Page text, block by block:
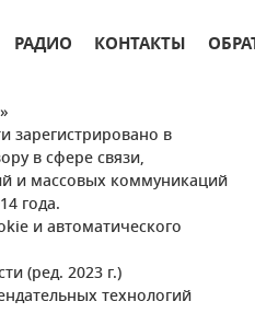
РАДИО КОНТАКТЫ
зарегистрировано в
в сфере связи,
и массовых коммуникаций
года.
и автоматического
(ред. 2023 г.)
технологий